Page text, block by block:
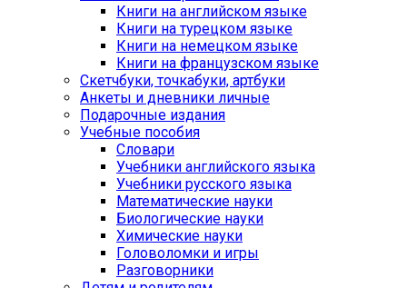
Книги на английском языке
Книги на турецком языке
Книги на немецком языке
Книги на французском языке
Cкетчбуки, точкабуки, артбуки
Анкеты и дневники личные
Подарочные издания
Учебные пособия
Словари
Учебники английского языка
Учебники русского языка
Математические науки
Биологические науки
Химические науки
Головоломки и игры
Разговорники